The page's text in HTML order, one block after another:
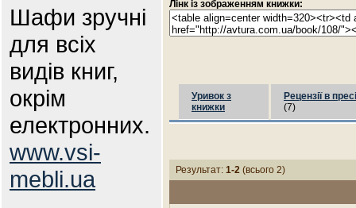
Шафи зручні
для всіх
видів книг,
окрім
електронних.
www.vsi-
mebli.ua
Лінк із зображенням книжки:
Уривок з
книжки
Рецензії в пресі
(7)
Результат: 1-2 (всього 2)